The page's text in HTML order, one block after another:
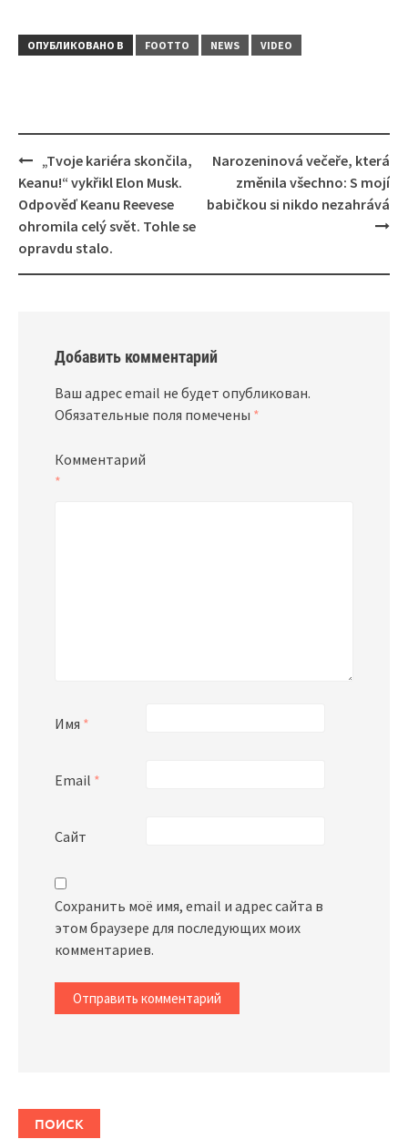
ОПУБЛИКОВАНО В FOOTTO NEWS VIDEO
Навигация
„Tvoje kariéra skončila,
Keanu!“ vykřikl Elon Musk.
Odpověď Keanu Reevese
ohromila celý svět. Tohle se
opravdu stalo.
Narozeninová večeře, která
změnila všechno: S mojí
babičkou si nikdo nezahrává
Добавить комментарий
Ваш адрес email не будет опубликован.
Обязательные поля помечены *
Комментарий
*
Имя *
Email *
Сайт
Сохранить моё имя, email и адрес сайта в
этом браузере для последующих моих
комментариев.
ПОИСК